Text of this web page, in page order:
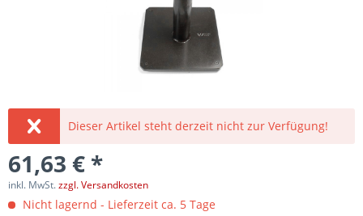
Dieser Artikel steht derzeit nicht zur Verfügung!
61,63 € *
inkl. MwSt.zzgl. Versandkosten
Nicht lagernd - Lieferzeit ca. 5 Tage